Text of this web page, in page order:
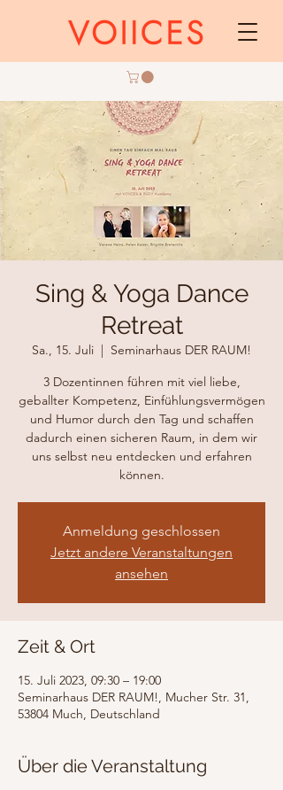
Sing & Yoga Dance
Retreat
Sa., 15. Juli
  |
Seminarhaus DER RAUM!
3 Dozentinnen führen mit viel liebe,
geballter Kompetenz, Einfühlungsvermögen
und Humor durch den Tag und schaffen
dadurch einen sicheren Raum, in dem wir
uns selbst neu entdecken und erfahren
können.
Anmeldung geschlossen
Jetzt andere Veranstaltungen
ansehen
Zeit & Ort
15. Juli 2023, 09:30 – 19:00
Seminarhaus DER RAUM!, Mucher Str. 31,
53804 Much, Deutschland
Über die Veranstaltung